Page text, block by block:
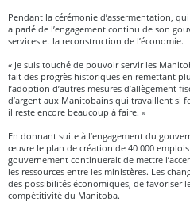
Pendant la cérémonie d’assermentation,
a parlé de l’engagement continu de son
services et la reconstruction de l’économie.
« Je suis touché de pouvoir servir les
fait des progrès historiques en remettant
l’adoption d’autres mesures d’allègement
d’argent aux Manitobains qui travaillent si
il reste encore beaucoup à faire. »
En donnant suite à l’engagement du
œuvre le plan de création de 40 000
gouvernement continuerait de mettre
les ressources entre les ministères. Les
des possibilités économiques, de favoriser
compétitivité du Manitoba.